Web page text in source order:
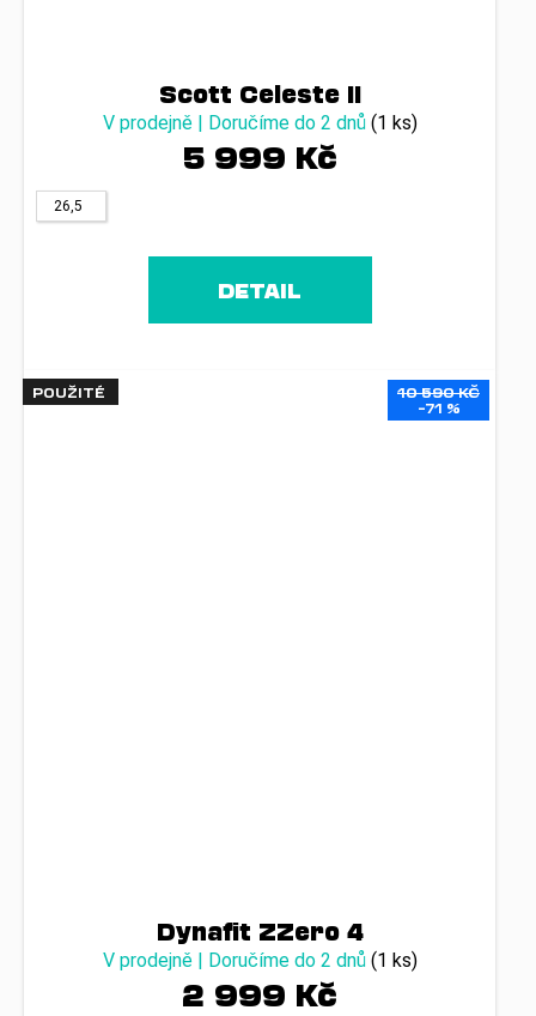
Scott Celeste II
V prodejně | Doručíme do 2 dnů (1 ks)
5 999 Kč
26,5
DETAIL
POUŽITÉ
10 590 KČ
–71 %
Dynafit ZZero 4
V prodejně | Doručíme do 2 dnů (1 ks)
2 999 Kč